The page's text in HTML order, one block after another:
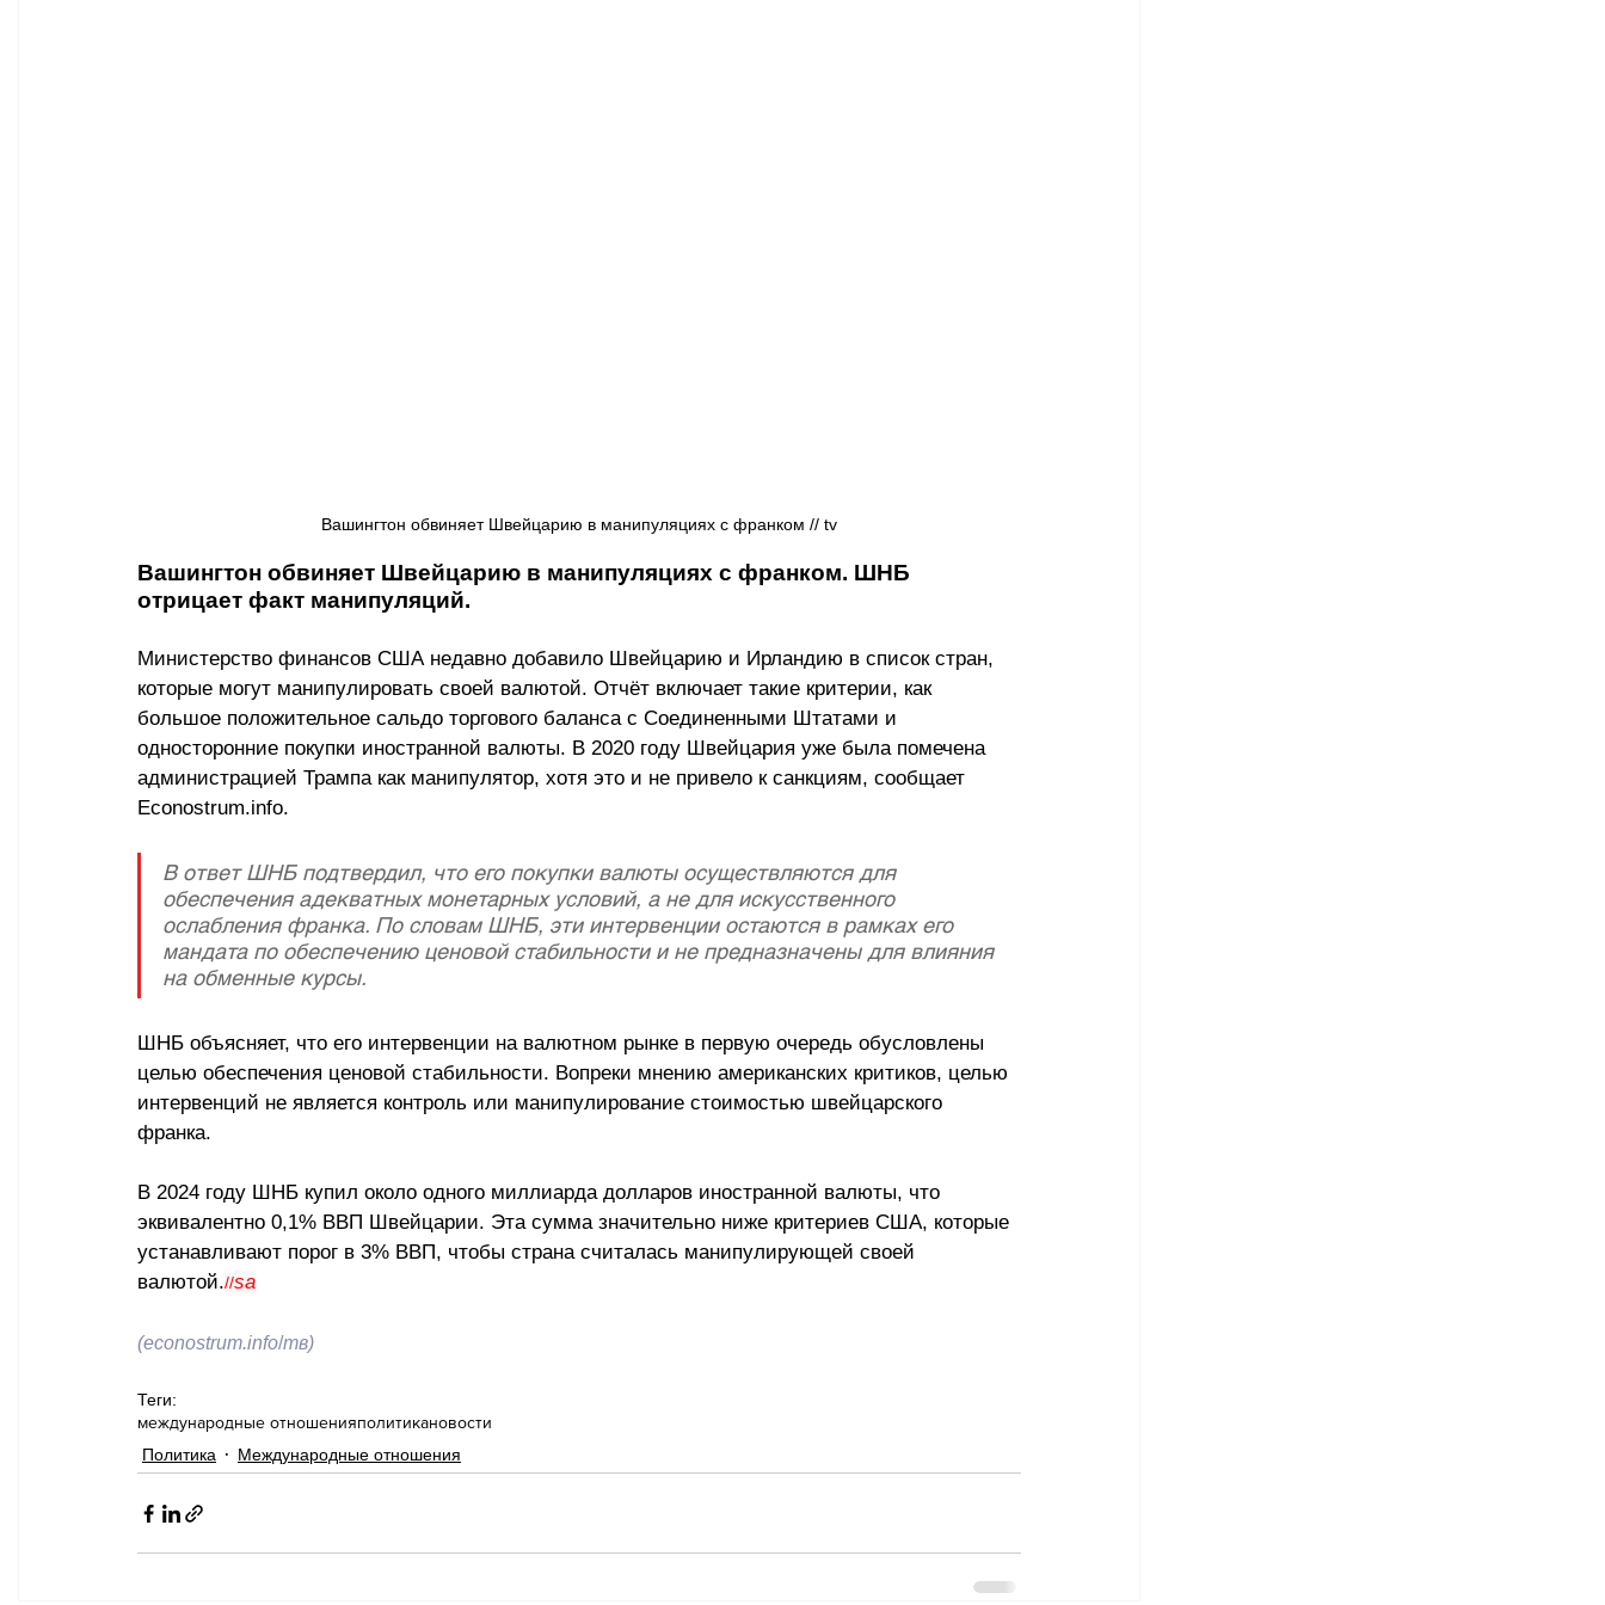
Вашингтон обвиняет Швейцарию в манипуляциях с франком // tv
Вашингтон обвиняет Швейцарию в манипуляциях с франком. ШНБ
отрицает факт манипуляций.
Министерство финансов США недавно добавило Швейцарию и Ирландию в список стран,
которые могут манипулировать своей валютой. Отчёт включает такие критерии, как
большое положительное сальдо торгового баланса с Соединенными Штатами и
односторонние покупки иностранной валюты. В 2020 году Швейцария уже была помечена
администрацией Трампа как манипулятор, хотя это и не привело к санкциям, сообщает
Econostrum.info.
В ответ ШНБ подтвердил, что его покупки валюты осуществляются для
обеспечения адекватных монетарных условий, а не для искусственного
ослабления франка. По словам ШНБ, эти интервенции остаются в рамках его
мандата по обеспечению ценовой стабильности и не предназначены для влияния
на обменные курсы.
ШНБ объясняет, что его интервенции на валютном рынке в первую очередь обусловлены
целью обеспечения ценовой стабильности. Вопреки мнению американских критиков, целью
интервенций не является контроль или манипулирование стоимостью швейцарского
франка.
В 2024 году ШНБ купил около одного миллиарда долларов иностранной валюты, что
эквивалентно 0,1% ВВП Швейцарии. Эта сумма значительно ниже критериев США, которые
устанавливают порог в 3% ВВП, чтобы страна считалась манипулирующей своей
валютой.//sa
(еconostrum.info/тв)
Теги:
международные отношенияполитикановости
Политика
Международные отношения